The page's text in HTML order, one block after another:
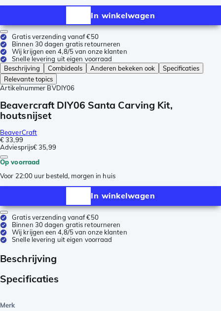
In winkelwagen
Gratis verzending vanaf €50
Binnen 30 dagen gratis retourneren
Wij krijgen een 4,8/5 van onze klanten
Snelle levering uit eigen voorraad
Beschrijving
Combideals Anderen bekeken ook
Specificaties
Relevante topics
Artikelnummer BVDIY06
Beavercraft DIY06 Santa Carving Kit,
houtsnijset
BeaverCraft
€ 33,99
Adviesprijs€ 35,99
Op voorraad
Voor 22:00 uur besteld, morgen in huis
In winkelwagen
Gratis verzending vanaf €50
Binnen 30 dagen gratis retourneren
Wij krijgen een 4,8/5 van onze klanten
Snelle levering uit eigen voorraad
Beschrijving
Specificaties
Merk